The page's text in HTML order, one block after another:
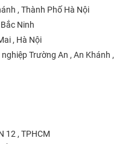
, Thành Phố Hà Nội
Ninh
, Hà Nội
Trường An , An Khánh ,
12 , TPHCM